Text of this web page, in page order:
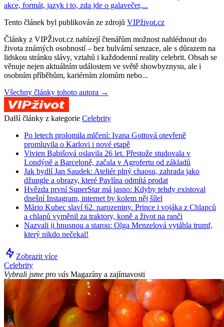
akce, formát, jazyk i to, zda jde o galavečer,...
Tento článek byl publikován ze zdrojů VIPživot.cz
Články z VIPŽivot.cz nabízejí čtenářům možnost nahlédnout do
života známých osobností – bez bulvární senzace, ale s důrazem na
lidskou stránku slávy, vztahů i každodenní reality celebrit. Obsah se
věnuje nejen aktuálním událostem ve světě showbyznysu, ale i
osobním příběhům, kariérním zlomům nebo...
Všechny články tohoto autora →
Další články z kategorie Celebrity
Po letech prolomila mlčení: Ivana Gottová otevřeně
promluvila o Karlovi i nové etapě
Vivien Babišová oslavila 26 let. Přestože studovala v
Londýně a Barceloně, začala v Agrofertu od základů
Jak bydlí Jan Saudek: Ateliér plný chaosu, zahrada jako
džungle a obrazy, které Pavlína odmítá prodat
Hvězda první SuperStar má jasno: Kdyby tehdy existoval
dnešní Instagram, internet by kolem něj šílel
Mário Kubec slaví 62. narozeniny. Prince i vojáka z Chlapců
a chlapů vyměnil za traktory, koně a život na ranči
Nazvali ji hnusnou a starou: Olga Menzelová vytáhla trumf,
který nikdo nečekal!
Zobrazit více
Celebrity
Vybrali jsme pro vás Magazíny a zajímavosti